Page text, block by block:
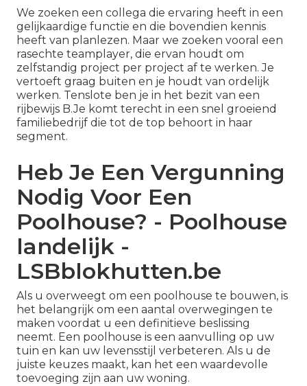
We zoeken een collega die ervaring heeft in een
gelijkaardige functie en die bovendien kennis
heeft van planlezen. Maar we zoeken vooral een
rasechte teamplayer, die ervan houdt om
zelfstandig project per project af te werken. Je
vertoeft graag buiten en je houdt van ordelijk
werken. Tenslote ben je in het bezit van een
rijbewijs B.Je komt terecht in een snel groeiend
familiebedrijf die tot de top behoort in haar
segment.
Heb Je Een Vergunning
Nodig Voor Een
Poolhouse? - Poolhouse
landelijk -
LSBblokhutten.be
Als u overweegt om een ​​poolhouse te bouwen, is
het belangrijk om een ​​aantal overwegingen te
maken voordat u een definitieve beslissing
neemt. Een poolhouse is een aanvulling op uw
tuin en kan uw levensstijl verbeteren. Als u de
juiste keuzes maakt, kan het een waardevolle
toevoeging zijn aan uw woning.